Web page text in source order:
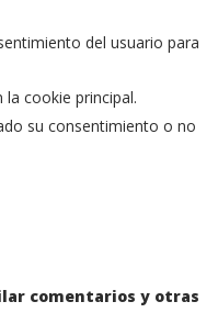
del usuario para
cookie principal.
su consentimiento o no
comentarios y otras